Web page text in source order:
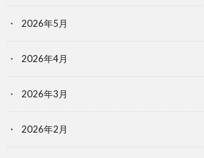
2026年5月
2026年4月
2026年3月
2026年2月